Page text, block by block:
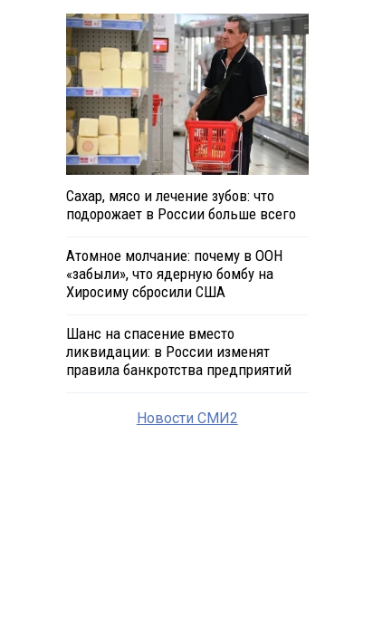
Сахар, мясо и лечение зубов: что
подорожает в России больше всего
Атомное молчание: почему в ООН
«забыли», что ядерную бомбу на
Хиросиму сбросили США
Шанс на спасение вместо
ликвидации: в России изменят
правила банкротства предприятий
Новости СМИ2